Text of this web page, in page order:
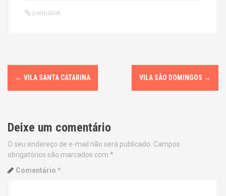
permalink
P
o
t
n
a
← VILA SANTA CATARINA VILA SÃO DOMINGOS →
Deixe um comentário
O seu endereço de e-mail não será publicado. Campos
obrigatórios são marcados com *
Comentário *